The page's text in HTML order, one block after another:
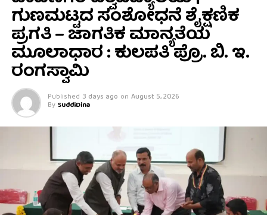
ಗುಣಮಟ್ಟದ ಸಂಶೋಧನೆ ಶೈಕ್ಷಣಿಕ
ಪ್ರಗತಿ – ಜಾಗತಿಕ ಮಾನ್ಯತೆಯ
ಮೂಲಾಧಾರ : ಕುಲಪತಿ ಪ್ರೊ. ಬಿ. ಇ.
ರಂಗಸ್ವಾಮಿ
Published 3 days ago on August 5, 2026
By SuddiDina